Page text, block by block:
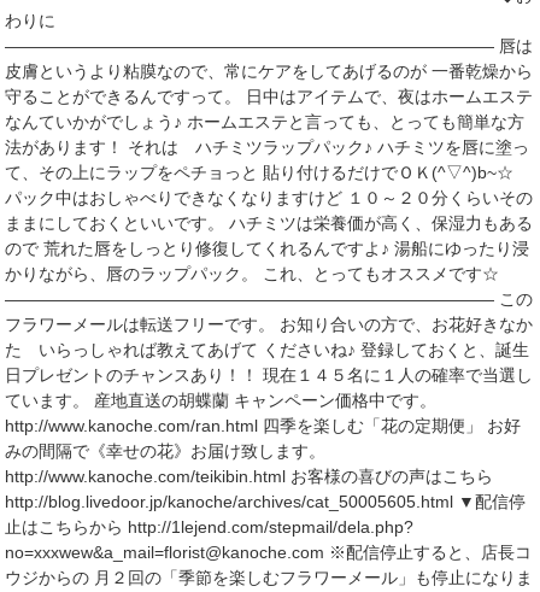
わりに
――――――――――――――――――――――――――――― 唇は
皮膚というより粘膜なので、常にケアをしてあげるのが 一番乾燥から
守ることができるんですって。 日中はアイテムで、夜はホームエステ
なんていかがでしょう♪ ホームエステと言っても、とっても簡単な方
法があります！ それは ハチミツラップパック♪ ハチミツを唇に塗っ
て、その上にラップをペチョっと 貼り付けるだけでＯＫ(^▽^)b~☆
パック中はおしゃべりできなくなりますけど １０～２０分くらいその
ままにしておくといいです。 ハチミツは栄養価が高く、保湿力もある
ので 荒れた唇をしっとり修復してくれるんですよ♪ 湯船にゆったり浸
かりながら、唇のラップパック。 これ、とってもオススメです☆
――――――――――――――――――――――――――――― この
フラワーメールは転送フリーです。 お知り合いの方で、お花好きなか
た いらっしゃれば教えてあげて くださいね♪ 登録しておくと、誕生
日プレゼントのチャンスあり！！ 現在１４５名に１人の確率で当選し
ています。 産地直送の胡蝶蘭 キャンペーン価格中です。
http://www.kanoche.com/ran.html 四季を楽しむ「花の定期便」 お好
みの間隔で《幸せの花》お届け致します。
http://www.kanoche.com/teikibin.html お客様の喜びの声はこちら
http://blog.livedoor.jp/kanoche/archives/cat_50005605.html ▼配信停
止はこちらから http://1lejend.com/stepmail/dela.php?
no=xxxwew&a_mail=florist@kanoche.com ※配信停止すると、店長コ
ウジからの 月２回の「季節を楽しむフラワーメール」も停止になりま